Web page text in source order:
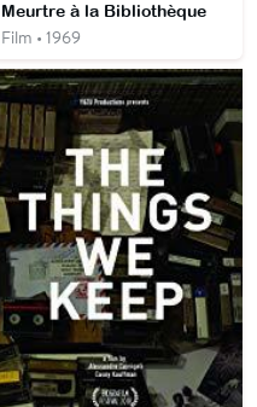
Meurtre à la Bibliothèque
Film • 1969